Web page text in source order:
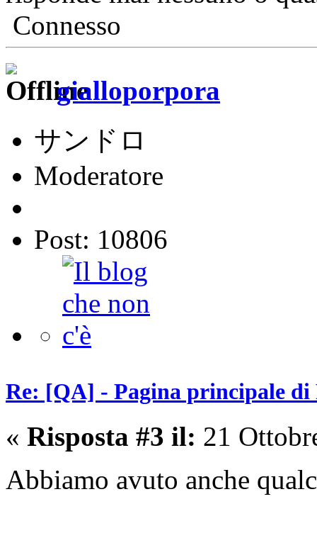
Connesso
gialloporpora
サンドロ
Moderatore
Post: 10806
Re: [QA] - Pagina principale
« Risposta #3 il: 21
Abbiamo avuto anche